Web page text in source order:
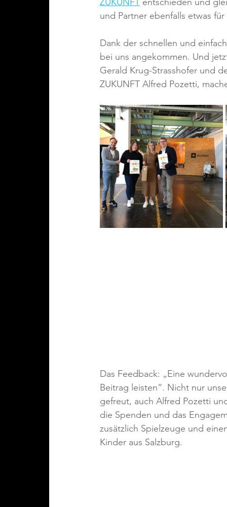
und Partner ebenfalls etwas
Dank der schnellen und
bei uns angekommen. Und
Gerald Krug-Strasshofer und
ZUKUNFT Alfred Pozetti,
Das Feedback: „Eine
Beitrag leisten“. Nicht nur
gefreut, auch Alfred Pozetti
die Spenden und das
zusätzlich Spielzeuge und
Kinder aus Salzburg.